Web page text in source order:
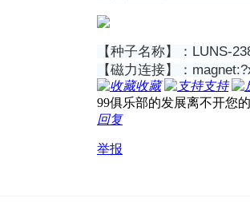
【种子名称】：LUNS-
【磁力连接】：
收藏 支持
99俱乐部的发展离不开您
回复
举报